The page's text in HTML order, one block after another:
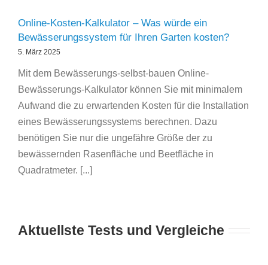
Online-Kosten-Kalkulator – Was würde ein
Bewässerungssystem für Ihren Garten kosten?
5. März 2025
Mit dem Bewässerungs-selbst-bauen Online-
Bewässerungs-Kalkulator können Sie mit minimalem
Aufwand die zu erwartenden Kosten für die Installation
eines Bewässerungssystems berechnen. Dazu
benötigen Sie nur die ungefähre Größe der zu
bewässernden Rasenfläche und Beetfläche in
Quadratmeter. [...]
Aktuellste Tests und Vergleiche